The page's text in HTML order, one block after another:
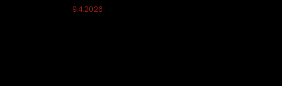
9.4.2026